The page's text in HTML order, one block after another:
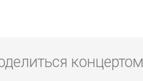
концертом